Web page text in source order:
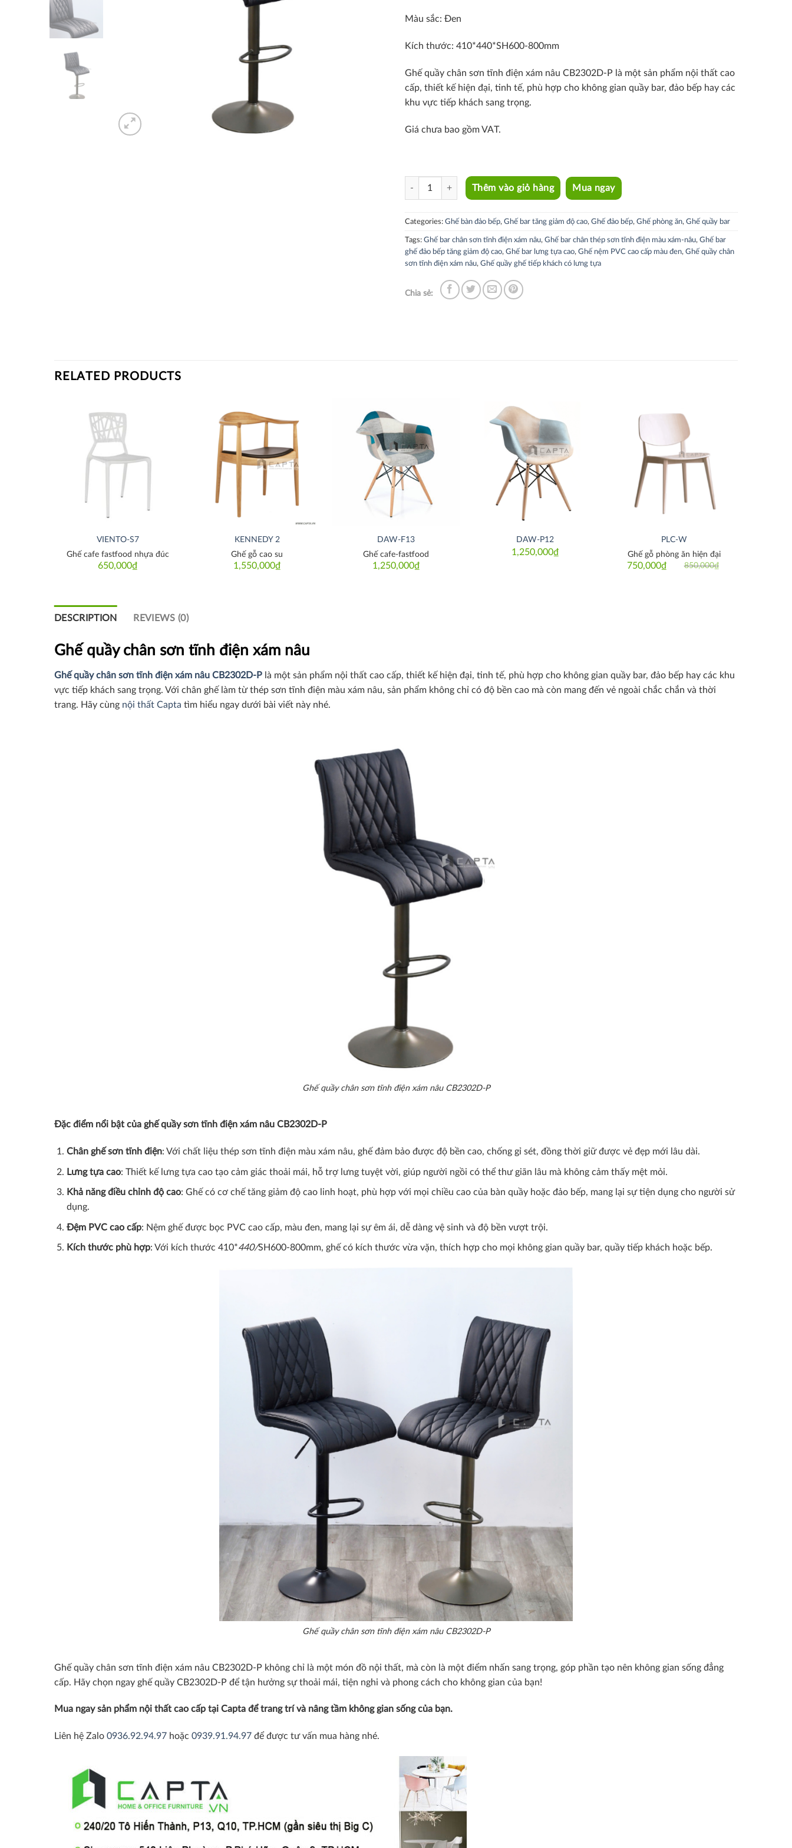
Màu sắc: Đen
Kích thước: 410*440*SH600-800mm
Ghế quầy chân sơn tĩnh điện xám nâu CB2302D-P là một sản phẩm nội thất cao
cấp, thiết kế hiện đại, tinh tế, phù hợp cho không gian quầy bar, đảo bếp hay các
khu vực tiếp khách sang trọng.
Giá chưa bao gồm VAT.
CB2302D-P quantity
Thêm vào giỏ hàng Mua ngay
Categories: Ghế bàn đảo bếp, Ghế bar tăng giảm độ cao, Ghế đảo bếp, Ghế phòng ăn, Ghế quầy bar
Tags: Ghế bar chân sơn tĩnh điện xám nâu, Ghế bar chân thép sơn tĩnh điện màu xám-nâu, Ghế bar
ghế đảo bếp tăng giảm độ cao, Ghế bar lưng tựa cao, Ghế nệm PVC cao cấp màu đen, Ghế quầy chân
sơn tĩnh điện xám nâu, Ghế quầy ghế tiếp khách có lưng tựa
Chia sẻ:
RELATED PRODUCTS
VIENTO-S7
650,000₫
Ghế cafe fastfood nhựa đúc
Thích
KENNEDY 2
1,550,000₫
Ghế gỗ cao su
DAW-F13
1,250,000₫
Ghế cafe-fastfood
DAW-P12
1,250,000₫
PLC-W
850,000₫
Original
750,000₫
Current
Ghế gỗ phòng ăn hiện đại
DESCRIPTION REVIEWS (0)
Ghế quầy chân sơn tĩnh điện xám nâu
Ghế quầy chân sơn tĩnh điện xám nâu CB2302D-P là một sản phẩm nội thất cao cấp, thiết kế hiện đại, tinh tế, phù hợp cho không gian quầy bar, đảo bếp hay các khu
vực tiếp khách sang trọng. Với chân ghế làm từ thép sơn tĩnh điện màu xám nâu, sản phẩm không chỉ có độ bền cao mà còn mang đến vẻ ngoài chắc chắn và thời
trang. Hãy cùng nội thất Capta tìm hiểu ngay dưới bài viết này nhé.
Ghế quầy chân sơn tĩnh điện xám nâu CB2302D-P
Đặc điểm nổi bật của ghế quầy sơn tĩnh điện xám nâu CB2302D-P
Chân ghế sơn tĩnh điện: Với chất liệu thép sơn tĩnh điện màu xám nâu, ghế đảm bảo được độ bền cao, chống gỉ sét, đồng thời giữ được vẻ đẹp mới lâu dài.
Lưng tựa cao: Thiết kế lưng tựa cao tạo cảm giác thoải mái, hỗ trợ lưng tuyệt vời, giúp người ngồi có thể thư giãn lâu mà không cảm thấy mệt mỏi.
Khả năng điều chỉnh độ cao: Ghế có cơ chế tăng giảm độ cao linh hoạt, phù hợp với mọi chiều cao của bàn quầy hoặc đảo bếp, mang lại sự tiện dụng cho người sử
dụng.
Đệm PVC cao cấp: Nệm ghế được bọc PVC cao cấp, màu đen, mang lại sự êm ái, dễ dàng vệ sinh và độ bền vượt trội.
Kích thước phù hợp: Với kích thước 410*440/SH600-800mm, ghế có kích thước vừa vặn, thích hợp cho mọi không gian quầy bar, quầy tiếp khách hoặc bếp.
Ghế quầy chân sơn tĩnh điện xám nâu CB2302D-P
Ghế quầy chân sơn tĩnh điện xám nâu CB2302D-P không chỉ là một món đồ nội thất, mà còn là một điểm nhấn sang trọng, góp phần tạo nên không gian sống đẳng
cấp. Hãy chọn ngay ghế quầy CB2302D-P để tận hưởng sự thoải mái, tiện nghi và phong cách cho không gian của bạn!
Mua ngay sản phẩm nội thất cao cấp tại Capta để trang trí và nâng tầm không gian sống của bạn.
Liên hệ Zalo 0936.92.94.97 hoặc 0939.91.94.97 để được tư vấn mua hàng nhé.